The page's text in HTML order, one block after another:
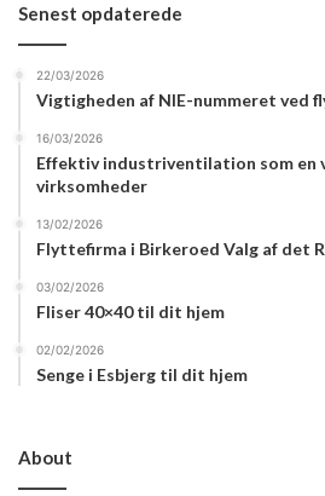
Senest opdaterede
22/03/2026
Vigtigheden af NIE-nummeret ved
16/03/2026
Effektiv industriventilation som en
virksomheder
13/02/2026
Flyttefirma i Birkeroed Valg af det
03/02/2026
Fliser 40×40 til dit hjem
02/02/2026
Senge i Esbjerg til dit hjem
About